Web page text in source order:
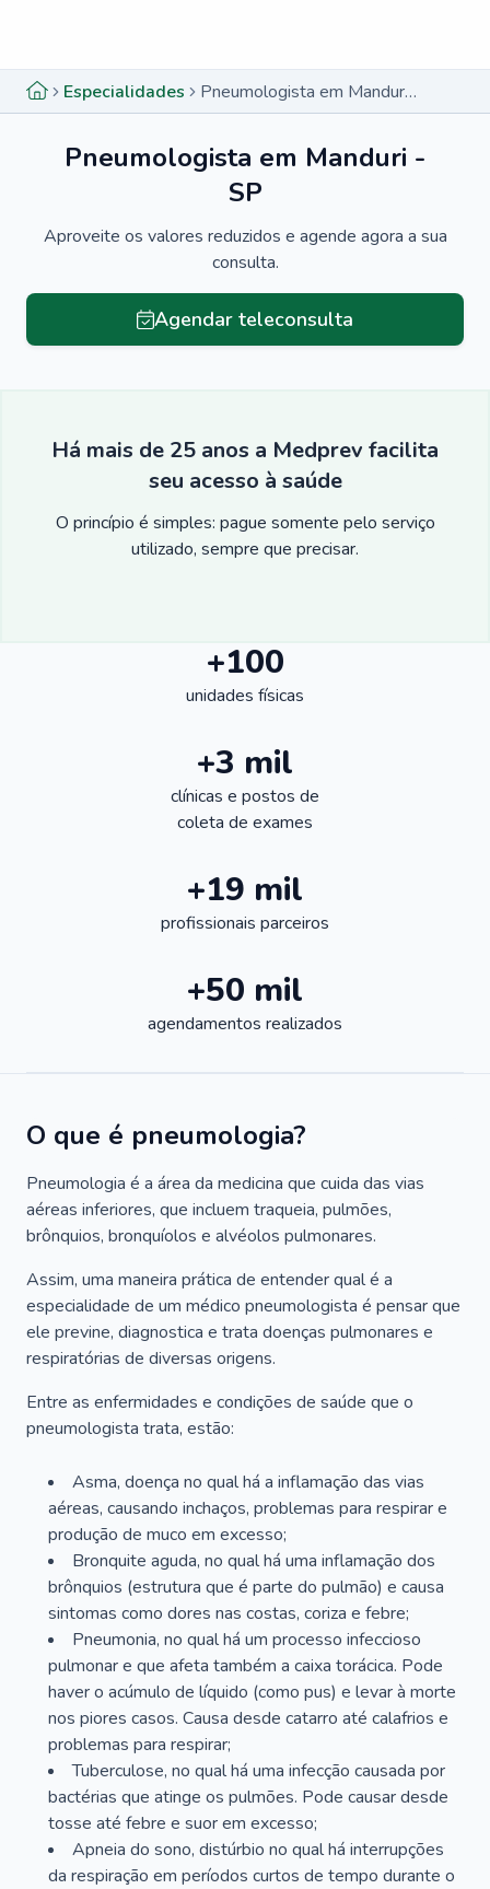
Especialidades Pneumologista em Manduri - SP
Pneumologista em Manduri -
SP
Aproveite os valores reduzidos e agende agora a sua
consulta.
Agendar teleconsulta
Há mais de 25 anos a Medprev facilita
seu acesso à saúde
O princípio é simples: pague somente pelo serviço
utilizado, sempre que precisar.
+100
unidades físicas
+3 mil
clínicas e postos de
coleta de exames
+19 mil
profissionais parceiros
+50 mil
agendamentos realizados
O que é pneumologia?
Pneumologia é a área da medicina que cuida das vias
aéreas inferiores, que incluem traqueia, pulmões,
brônquios, bronquíolos e alvéolos pulmonares.
Assim, uma maneira prática de entender qual é a
especialidade de um médico pneumologista é pensar que
ele previne, diagnostica e trata doenças pulmonares e
respiratórias de diversas origens.
Entre as enfermidades e condições de saúde que o
pneumologista trata, estão:
Asma, doença no qual há a inflamação das vias
aéreas, causando inchaços, problemas para respirar e
produção de muco em excesso;
Bronquite aguda, no qual há uma inflamação dos
brônquios (estrutura que é parte do pulmão) e causa
sintomas como dores nas costas, coriza e febre;
Pneumonia, no qual há um processo infeccioso
pulmonar e que afeta também a caixa torácica. Pode
haver o acúmulo de líquido (como pus) e levar à morte
nos piores casos. Causa desde catarro até calafrios e
problemas para respirar;
Tuberculose, no qual há uma infecção causada por
bactérias que atinge os pulmões. Pode causar desde
tosse até febre e suor em excesso;
Apneia do sono, distúrbio no qual há interrupções
da respiração em períodos curtos de tempo durante o